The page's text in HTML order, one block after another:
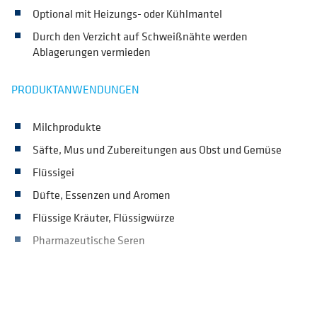
Optional mit Heizungs- oder Kühlmantel
Durch den Verzicht auf Schweißnähte werden
Ablagerungen vermieden
PRODUKTANWENDUNGEN
Milchprodukte
Säfte, Mus und Zubereitungen aus Obst und Gemüse
Flüssigei
Düfte, Essenzen und Aromen
Flüssige Kräuter, Flüssigwürze
Pharmazeutische Seren